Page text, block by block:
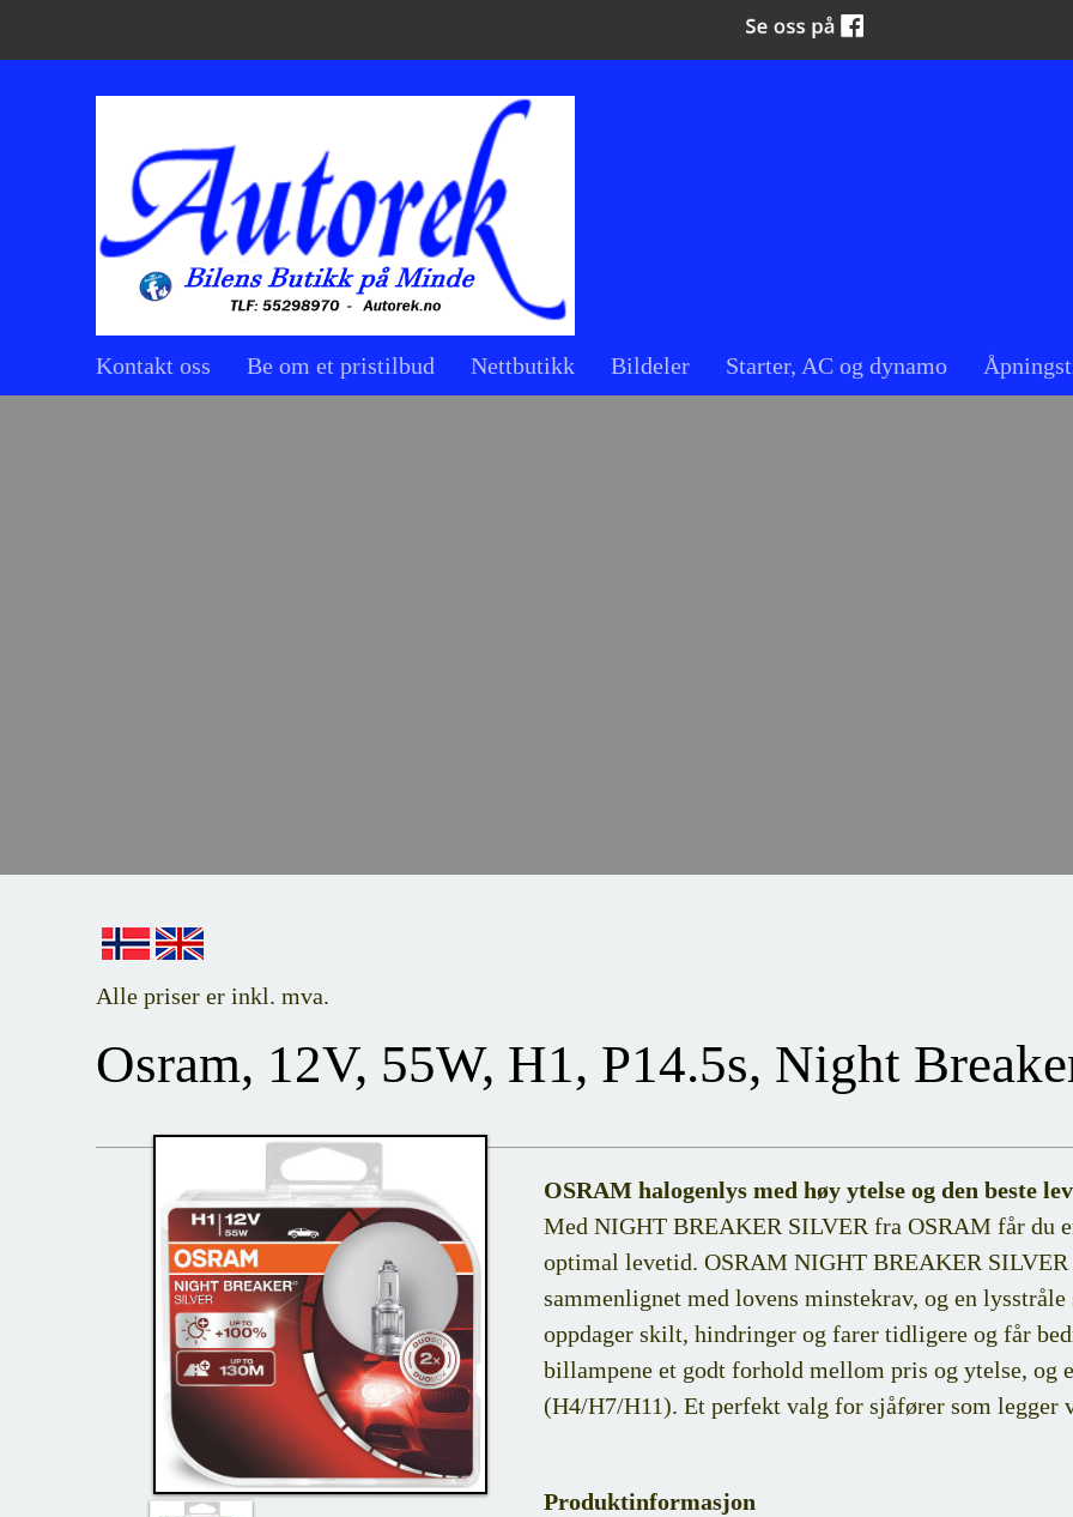
Kontakt oss Be om et pristilbud Nettbutikk Bildeler Starter, AC og dynamo
Alle priser er inkl. mva.
Osram, 12V, 55W, H1, P14.5s, Night
OSRAM halogenlys med høy ytelse og den beste
Med NIGHT BREAKER SILVER fra OSRAM får du
optimal levetid. OSRAM NIGHT BREAKER
sammenlignet med lovens minstekrav, og en
oppdager skilt, hindringer og farer tidligere og får
billampene et godt forhold mellom pris og ytelse, og
(H4/H7/H11). Et perfekt valg for sjåfører som legger
Produktinformasjon